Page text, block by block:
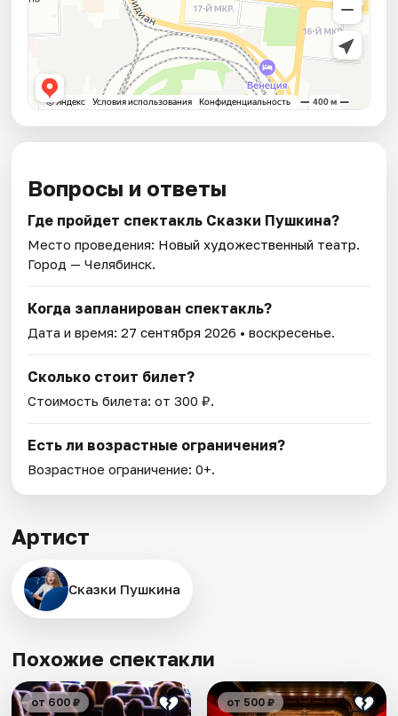
Вопросы и ответы
Где пройдет спектакль Сказки Пушкина?
Место проведения: Новый художественный театр.
Город — Челябинск.
Когда запланирован спектакль?
Дата и время:27 сентября 2026 • воскресенье.
Сколько стоит билет?
Стоимость билета: от 300 ₽.
Есть ли возрастные ограничения?
Возрастное ограничение: 0+.
Артист
Сказки Пушкина
Похожие спектакли
от 600 ₽ от 500 ₽